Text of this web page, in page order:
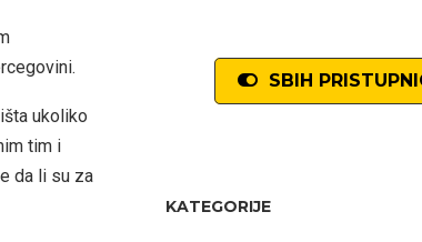
ukoliko
tim i
da li su za
SBIH
KATEGORIJE